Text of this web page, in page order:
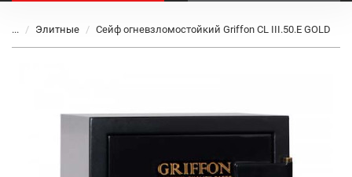
... Элитные Сейф огневзломостойкий Griffon CL III.50.Е GOLD